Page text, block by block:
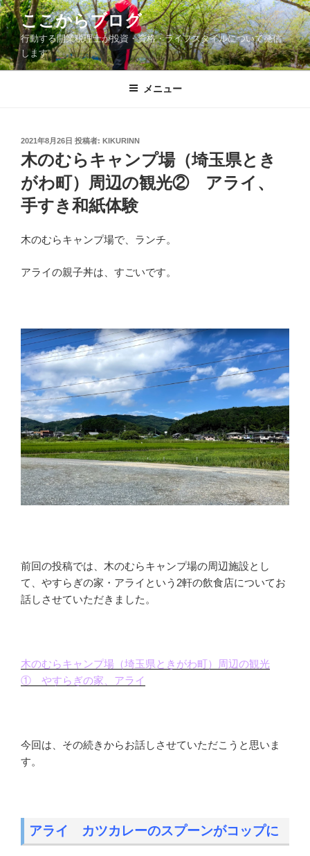
コ
ン
テ
ン
ツ
ここからブログ
行動する開業税理士が投資・資格・ライフスタイルについて発信
します
メニュー
投
日:
2021年8月26日 投稿者: KIKURINN
木のむらキャンプ場（埼玉県とき
がわ町）周辺の観光② アライ、
手すき和紙体験
木のむらキャンプ場で、ランチ。
アライの親子丼は、すごいです。
前回の投稿では、木のむらキャンプ場の周辺施設とし
て、やすらぎの家・アライという2軒の飲食店についてお
話しさせていただきました。
木のむらキャンプ場（埼玉県ときがわ町）周辺の観光
① やすらぎの家、アライ
今回は、その続きからお話しさせていただこうと思いま
す。
アライ カツカレーのスプーンがコップに